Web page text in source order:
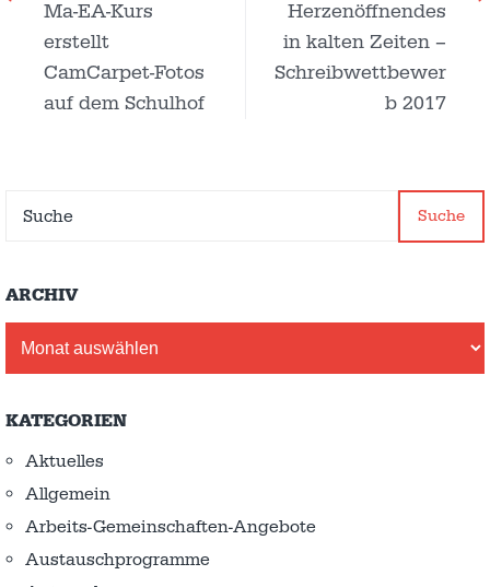
Ma-EA-Kurs
erstellt
CamCarpet-Fotos
auf dem Schulhof
Herzenöffnendes
in kalten Zeiten –
Schreibwettbewer
b 2017
Suche
ARCHIV
KATEGORIEN
Aktuelles
Allgemein
Arbeits-Gemeinschaften-Angebote
Austausch­programme